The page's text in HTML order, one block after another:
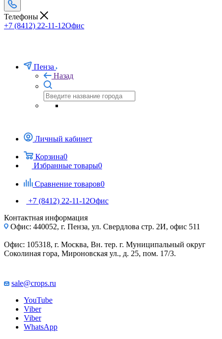
Телефоны
+7 (8412) 22-11-12Офис
Пенза
Назад
Личный кабинет
Корзина0
Избранные товары0
Сравнение товаров0
+7 (8412) 22-11-12Офис
Контактная информация
Офис: 440052, г. Пенза, ул. Свердлова стр. 2И, офис 511
Офис: 105318, г. Москва, Вн. тер. г. Муниципальный округ
Соколиная гора, Мироновская ул., д. 25, пом. 17/3.
sale@crops.ru
YouTube
Viber
Viber
WhatsApp